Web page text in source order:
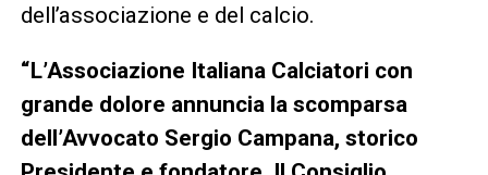
dell’associazione e del calcio.
“L’Associazione Italiana Calciatori con
grande dolore annuncia la scomparsa
dell’Avvocato Sergio Campana, storico